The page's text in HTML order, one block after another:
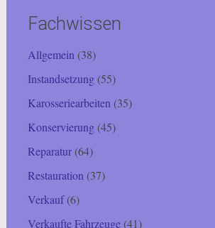
Fachwissen
Allgemein (38)
Instandsetzung(55)
Karosseriearbeiten (35)
Konservierung(45)
Reparatur(64)
Restauration (37)
Verkauf(6)
Verkaufte Fahrzeuge(41)